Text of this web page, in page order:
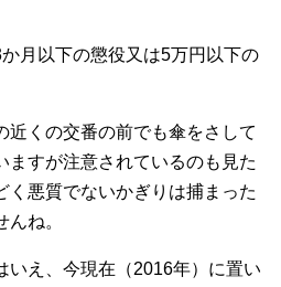
月以下の懲役又は5万円以下の
近くの交番の前でも傘をさして
ますが注意されているのも見た
く悪質でないかぎりは捕まった
ね。
いえ、今現在（2016年）に置い